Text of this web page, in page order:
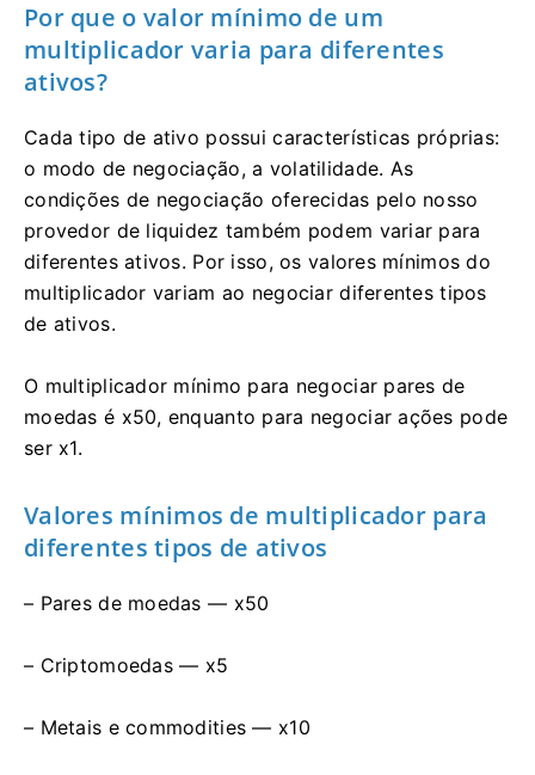
Por que o valor mínimo de um
multiplicador varia para diferentes
ativos?
Cada tipo de ativo possui características próprias:
o modo de negociação, a volatilidade. As
condições de negociação oferecidas pelo nosso
provedor de liquidez também podem variar para
diferentes ativos. Por isso, os valores mínimos do
multiplicador variam ao negociar diferentes tipos
de ativos.
O multiplicador mínimo para negociar pares de
moedas é x50, enquanto para negociar ações pode
ser x1.
Valores mínimos de multiplicador para
diferentes tipos de ativos
– Pares de moedas — x50
– Criptomoedas — x5
– Metais e commodities — x10